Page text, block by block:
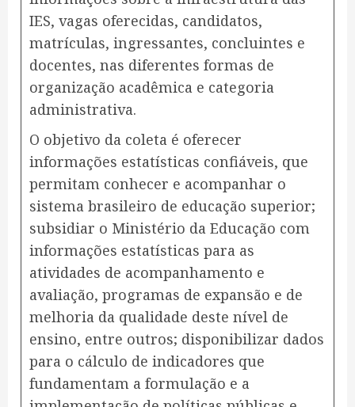
IES, vagas oferecidas, candidatos,
matrículas, ingressantes, concluintes e
docentes, nas diferentes formas de
organização acadêmica e categoria
administrativa.
O objetivo da coleta é oferecer
informações estatísticas confiáveis, que
permitam conhecer e acompanhar o
sistema brasileiro de educação superior;
subsidiar o Ministério da Educação com
informações estatísticas para as
atividades de acompanhamento e
avaliação, programas de expansão e de
melhoria da qualidade deste nível de
ensino, entre outros; disponibilizar dados
para o cálculo de indicadores que
fundamentam a formulação e a